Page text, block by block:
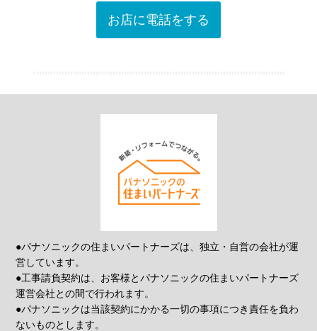
お店に電話をする
●パナソニックの住まいパートナーズは、独立・自営の会社が運
営しています。
●工事請負契約は、お客様とパナソニックの住まいパートナーズ
運営会社との間で行われます。
●パナソニックは当該契約にかかる一切の事項につき責任を負わ
ないものとします。